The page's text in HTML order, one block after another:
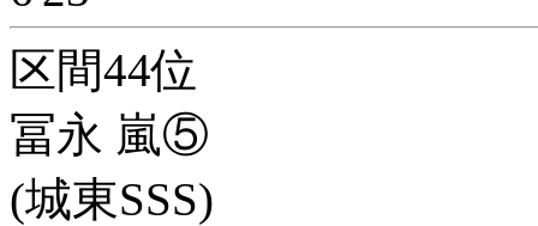
区間44位
冨永 嵐⑤
(城東SSS)